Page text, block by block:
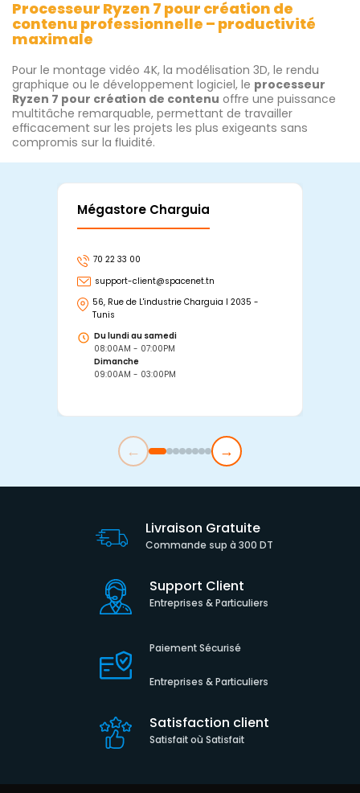
Processeur Ryzen 7 pour création de
contenu professionnelle – productivité
maximale
Pour le montage vidéo 4K, la modélisation 3D, le rendu
graphique ou le développement logiciel, le processeur
Ryzen 7 pour création de contenu offre une puissance
multitâche remarquable, permettant de travailler
efficacement sur les projets les plus exigeants sans
compromis sur la fluidité.
Mégastore Charguia
70 22 33 00
support-client@spacenet.tn
56, Rue de L'industrie Charguia I 2035 -
Tunis
Du lundi au samedi
08:00AM - 07:00PM
Dimanche
09:00AM - 03:00PM
← →
Livraison Gratuite
Commande sup à 300 DT
Support Client
Entreprises & Particuliers
Paiement Sécurisé
Entreprises & Particuliers
Satisfaction client
Satisfait où Satisfait